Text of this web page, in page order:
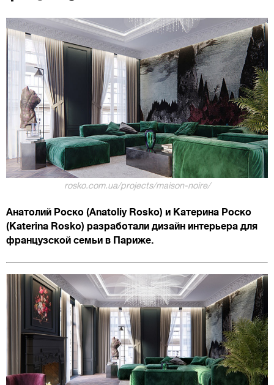
rosko.com.ua/projects/maison-noire/
Анатолий Роско (Anatoliy Rosko) и Катерина Роско
(Katerina Rosko) разработали дизайн интерьера для
французской семьи в Париже.